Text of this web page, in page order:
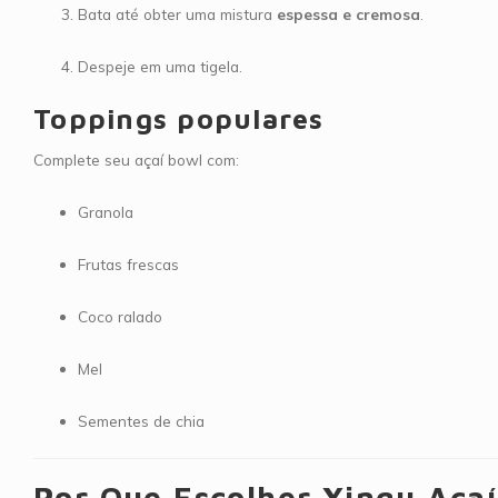
Bata até obter uma mistura espessa e cremosa
Despeje em uma tigela.
Toppings populares
Complete seu açaí bowl com:
Granola
Frutas frescas
Coco ralado
Mel
Sementes de chia